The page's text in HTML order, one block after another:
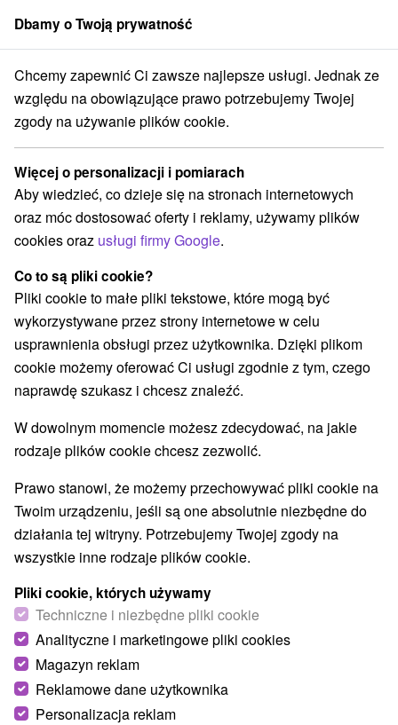
członek grupySorger
Žilinský kraj Jasná Hotel Srdiečko *** Jasná Chopok Juh
Hotel Srdiečko★★★
Chopok Juh
Jasná
Rezerwacja i wybór oferty
Przejdź do lokalizacji
O URZĄDZENIA SPECJALNE OFERTY
SPRZĘT
OPINIE
9,5 doskonały·72 recenzji
Dbamy o Twoją prywatność
Chcemy zapewnić Ci zawsze najlepsze usługi. Jednak ze
względu na obowiązujące prawo potrzebujemy Twojej
zgody na używanie plików cookie.
Więcej o personalizacji i pomiarach
Aby wiedzieć, co dzieje się na stronach internetowych
oraz móc dostosować oferty i reklamy, używamy plików
cookies oraz usługi firmy Google.
Co to są pliki cookie?
Pliki cookie to małe pliki tekstowe, które mogą być
wykorzystywane przez strony internetowe w celu
usprawnienia obsługi przez użytkownika. Dzięki plikom
cookie możemy oferować Ci usługi zgodnie z tym, czego
naprawdę szukasz i chcesz znaleźć.
W dowolnym momencie możesz zdecydować, na jakie
rodzaje plików cookie chcesz zezwolić.
Prawo stanowi, że możemy przechowywać pliki cookie na
Twoim urządzeniu, jeśli są one absolutnie niezbędne do
działania tej witryny. Potrzebujemy Twojej zgody na
wszystkie inne rodzaje plików cookie.
Pliki cookie, których używamy
Techniczne i niezbędne pliki cookie
Analityczne i marketingowe pliki cookies
Magazyn reklam
Reklamowe dane użytkownika
Personalizacja reklam